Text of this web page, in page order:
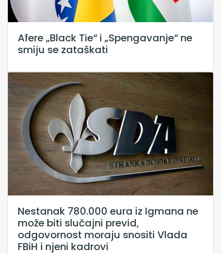
Afere „Black Tie“ i „Spengavanje“ ne
smiju se zataškati
Nestanak 780.000 eura iz Igmana ne
može biti slučajni previd,
odgovornost moraju snositi Vlada
FBiH i njeni kadrovi